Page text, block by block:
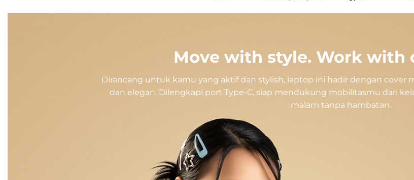
Move with style. Work with
Dirancang untuk kamu yang aktif dan stylish, laptop ini hadir dengan cover
dan elegan. Dilengkapi port Type-C, siap mendukung mobilitasmu dari
malam tanpa hambatan.